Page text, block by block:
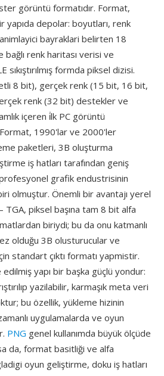
görüntü formatıdır. Format,
depolar: boyutları, renk
bayraklari belirten 18
renk haritası verisi ve
sıkıştırılmış formda piksel dizisi.
8 bit), gerçek renk (15 bit, 16 bit,
renk (32 bit) destekler ve
içeren i̇lk PC görüntü
1990'lar ve 2000'ler
paketleri, 3B oluşturma
iş hatları tarafından geniş
grafik endustrisinin
olmuştur. Önemli bir avantajı yerel
piksel başına tam 8 bit alfa
biriydi; bu da onu katmanlı
olduğu 3B olusturucular ve
standart çıktı formatı yapmistir.
yapı bir başka güçlü yondur:
yazilabilir, karmaşık meta veri
bu özellik, yükleme hizinin
uygulamalarda ve oyun
PNG genel kullanımda büyük ölçüde
da, format basitliği ve alfa
oyun geliştirme, doku iş hatları